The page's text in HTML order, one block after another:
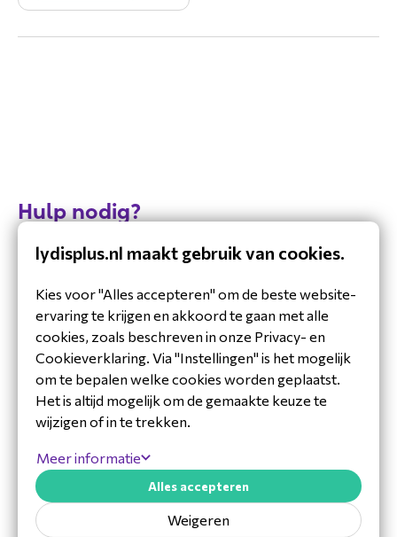
Hulp nodig?
Vandaag zijn we bereikbaar van 8:30 tot 17:00
Antwoord binnen 48 uur
Bel ons +31 (0)36 20 20 120
Beschikbaar tot 17:00
Bel ons +31(0)88 7000 800
Locatie Ridderkerk
AV-vraag? +31 (0)36 20 20 124
Bel één van onze AV-experts
Support: +31 (0)36 20 20 125
Maak een afspraak
Schrijf je in voor de
nieuwsbrief
lydisplus.nl maakt gebruik van cookies.
Kies voor "Alles accepteren" om de beste website-
ervaring te krijgen en akkoord te gaan met alle
cookies, zoals beschreven in onze Privacy- en
Cookieverklaring. Via "Instellingen" is het mogelijk
om te bepalen welke cookies worden geplaatst.
Het is altijd mogelijk om de gemaakte keuze te
wijzigen of in te trekken.
Meer informatie
Weigeren
Alles accepteren